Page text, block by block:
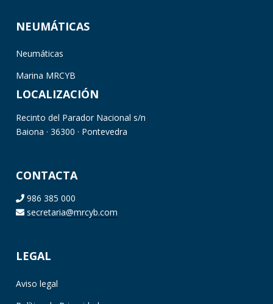
NEUMÁTICAS
Neumáticas
Marina MRCYB
LOCALIZACIÓN
Recinto del Parador Nacional s/n
Baiona · 36300 · Pontevedra
CONTACTA
986 385 000
secretaria@mrcyb.com
LEGAL
Aviso legal